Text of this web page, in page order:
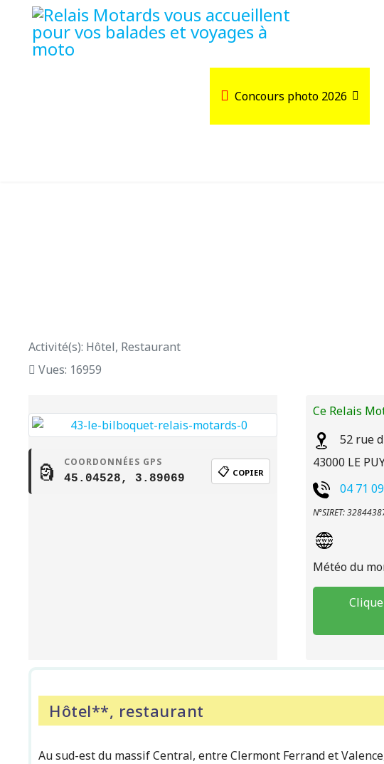
Concours photo 2026
Activité(s): Hôtel, Restaurant
Vues: 16959
🗿 COORDONNÉES GPS
45.04528, 3.89069 📋 COPIER
Ce Relais
52 rue
43000 LE
04 71
N°SIRET:
Météo du
Hôtel**, restaurant
Au sud-est du massif Central, entre Clermont Ferrand et